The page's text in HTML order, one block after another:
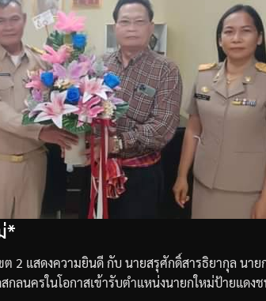
*
ต 2 แสดงความยินดีกับนายสรุศักดิ์สารธิยากุล นาย
กลนครในโอกาสเข้ารับตำแหน่งนายกใหม่ป้ายแดง